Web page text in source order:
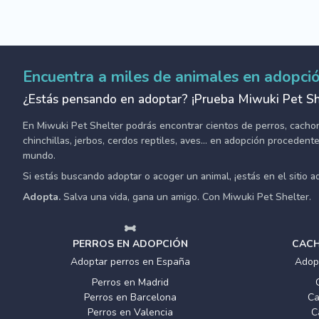
Encuentra a miles de animales en
¿Estás pensando en adoptar? ¡Prueba Miwuki Pet
En Miwuki Pet Shelter podrás encontrar cientos de perros,
chinchillas, jerbos, cerdos reptiles, aves... en adopción
mundo.
Si estás buscando adoptar o acoger un animal, ¡estás en el sitio
Adopta. Salva una vida, gana un amigo. Con Miwuki Pet Shelter.
PERROS EN ADOPCIÓN
Adoptar perros en España
Perros en Madrid
Perros en Barcelona
Perros en Valencia